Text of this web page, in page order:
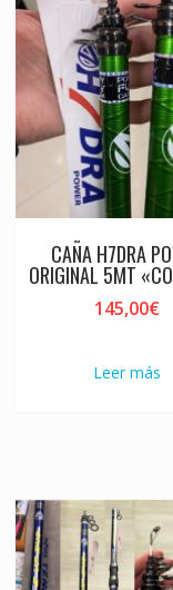
CAÑA H7DRA
ORIGINAL 5MT
145,00€
Leer más